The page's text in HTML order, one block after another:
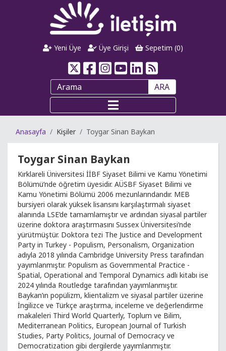
Yeni Üye Üye Girişi Sepetim (0)
ARA
Anasayfa Kişiler Toygar Sinan Baykan
Toygar Sinan Baykan
Kırklareli Üniversitesi İİBF Siyaset Bilimi ve Kamu Yönetimi
Bölümü’nde öğretim üyesidir. AÜSBF Siyaset Bilimi ve
Kamu Yönetimi Bölümü 2006 mezunlarındandır. MEB
bursiyeri olarak yüksek lisansını karşılaştırmalı siyaset
alanında LSE’de tamamlamıştır ve ardından siyasal partiler
üzerine doktora araştırmasını Sussex Üniversitesi’nde
yürütmüştür. Doktora tezi The Justice and Development
Party in Turkey - Populism, Personalism, Organization
adıyla 2018 yılında Cambridge University Press tarafından
yayımlanmıştır. Populism as Governmental Practice -
Spatial, Operational and Temporal Dynamics adlı kitabı ise
2024 yılında Routledge tarafından yayımlanmıştır.
Baykan’ın popülizm, klientalizm ve siyasal partiler üzerine
İngilizce ve Türkçe araştırma, inceleme ve değerlendirme
makaleleri Third World Quarterly, Toplum ve Bilim,
Mediterranean Politics, European Journal of Turkish
Studies, Party Politics, Journal of Democracy ve
Democratization gibi dergilerde yayımlanmıştır.